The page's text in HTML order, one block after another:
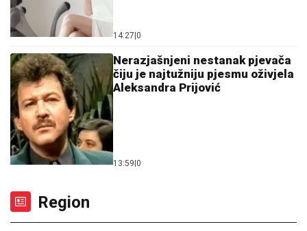
14:27 0
Nerazjašnjeni nestanak pjevača
čiju je najtužniju pjesmu oživjela
Aleksandra Prijović
13:59 0
Region